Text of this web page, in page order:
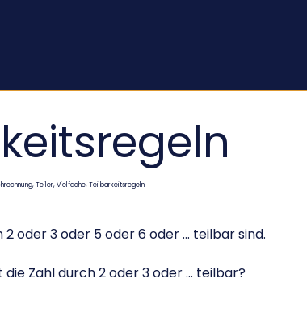
Teiler, Vielfache, Teilbarkeitsregeln
oder 3 oder 5 oder 6 oder … teilbar sind.
die Zahl durch 2 oder 3 oder … teilbar?